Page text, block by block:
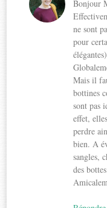
Bonjour
ne sont
pour
Mais il
bottines
sont pas
effet,
perdre
bien. A
sangles,
des